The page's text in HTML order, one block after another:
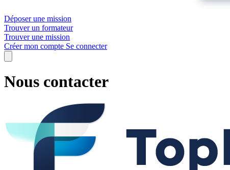
Déposer une mission
Trouver un formateur
Trouver une mission
Créer mon compte Se connecter
Nous contacter